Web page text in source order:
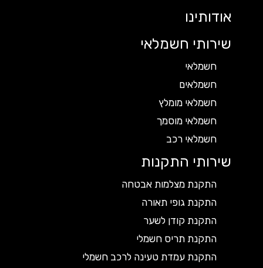
אודותינו
שירותי חשמלאי
חשמלאי
חשמלאים
חשמלאי מומלץ
חשמלאי מוסמך
חשמלאי רכב
שירותי התקנות
התקנת מצלמות אבטחה
התקנת גופי תאורה
התקנת קודן לשער
התקנת תריס חשמלי
התקנת עמדת טעינה לרכב חשמלי